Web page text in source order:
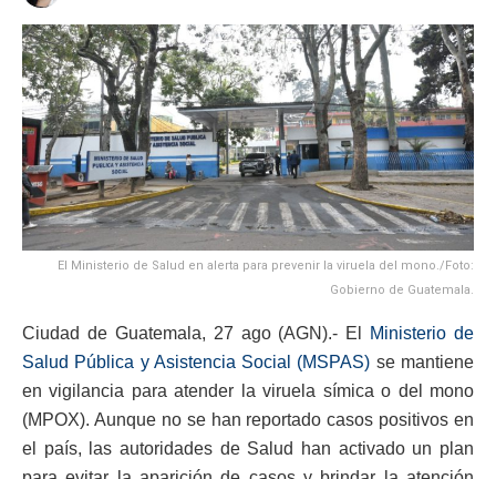
El Ministerio de Salud en alerta para prevenir la viruela del mono./Foto:
Gobierno de Guatemala.
Ciudad de Guatemala, 27 ago (AGN).- El
Ministerio de
Salud Pública y Asistencia Social (MSPAS) se mantiene
en vigilancia para atender la viruela símica o del mono
(MPOX). Aunque no se han reportado casos positivos en
el país, las autoridades de Salud han activado un plan